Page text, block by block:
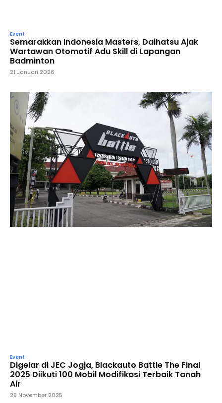
Event
Semarakkan Indonesia Masters, Daihatsu Ajak
Wartawan Otomotif Adu Skill di Lapangan
Badminton
21 Januari 2026
Event
Digelar di JEC Jogja, Blackauto Battle The Final
2025 Diikuti 100 Mobil Modifikasi Terbaik Tanah
Air
29 November 2025